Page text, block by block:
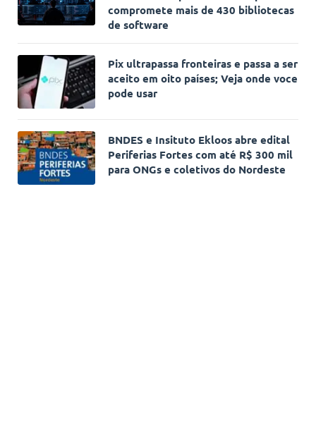
compromete mais de 430 bibliotecas
de software
Pix ultrapassa fronteiras e passa a ser
aceito em oito países; Veja onde voce
pode usar
BNDES e Insituto Ekloos abre edital
Periferias Fortes com até R$ 300 mil
para ONGs e coletivos do Nordeste